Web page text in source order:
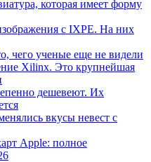
которая имеет форму
с IXPE. На них
чего ученые еще не видели
Xilinx. Это крупнейшая
дешевеют. Их
вкусы невест с
Apple: полное